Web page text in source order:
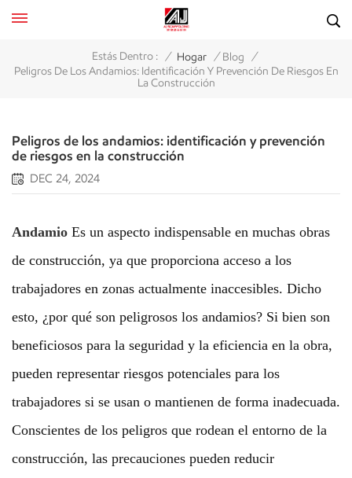
Estás Dentro : / Hogar / Blog /
Peligros De Los Andamios: Identificación Y Prevención De Riesgos En
La Construcción
Peligros de los andamios: identificación y prevención
de riesgos en la construcción
DEC 24, 2024
Andamio Es un aspecto indispensable en muchas obras
de construcción, ya que proporciona acceso a los
trabajadores en zonas actualmente inaccesibles. Dicho
esto, ¿por qué son peligrosos los andamios? Si bien son
beneficiosos para la seguridad y la eficiencia en la obra,
pueden representar riesgos potenciales para los
trabajadores si se usan o mantienen de forma inadecuada.
Conscientes de los peligros que rodean el entorno de la
construcción, las precauciones pueden reducir